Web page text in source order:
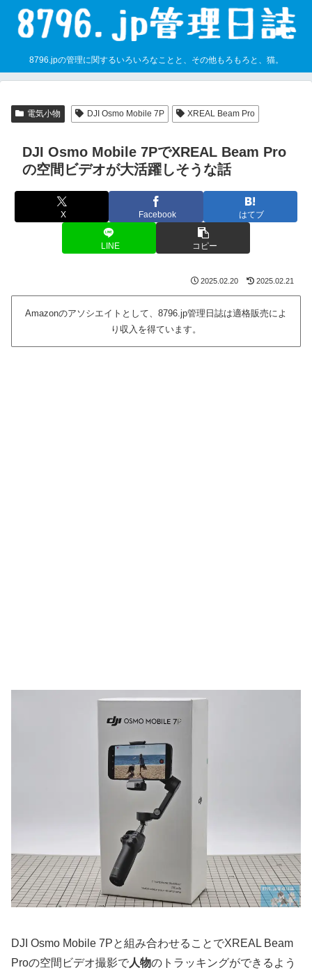
8796.jpの管理に関するいろいろなことと、その他もろもろと、猫。
電気小物 DJI Osmo Mobile 7P XREAL Beam Pro
DJI Osmo Mobile 7PでXREAL Beam Pro
の空間ビデオが大活躍しそうな話
X Facebook はてブ
LINE コピー
2025.02.20 2025.02.21
Amazonのアソシエイトとして、8796.jp管理日誌は適格販売によ
り収入を得ています。
DJI Osmo Mobile 7Pと組み合わせることでXREAL Beam
Proの空間ビデオ撮影で人物のトラッキングができるよう